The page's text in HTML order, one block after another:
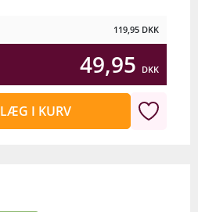
119,95 DKK
49,95 DKK
LÆG I KURV